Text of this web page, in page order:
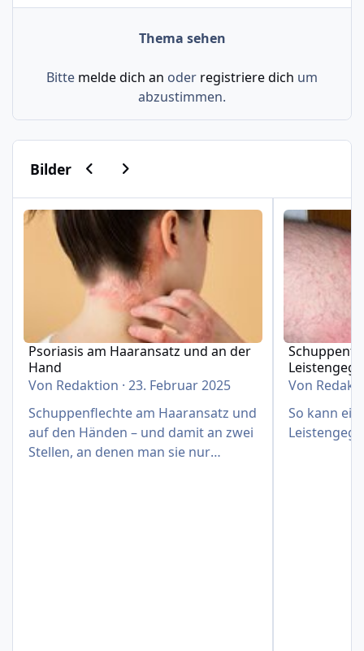
Thema sehen
Bitte melde dich an oder registriere dich um
abzustimmen.
BilderVorherige Karussell-Folie
Nächste Karussell-Folie
Psoriasis am Haaransatz und an der Hand
Psoriasis am Haaransatz und an der
Hand
Von Redaktion ·23. Februar 2025
Schuppenflechte am Haaransatz und
auf den Händen – und damit an zwei
Stellen, an denen man sie nur
Von
So kann